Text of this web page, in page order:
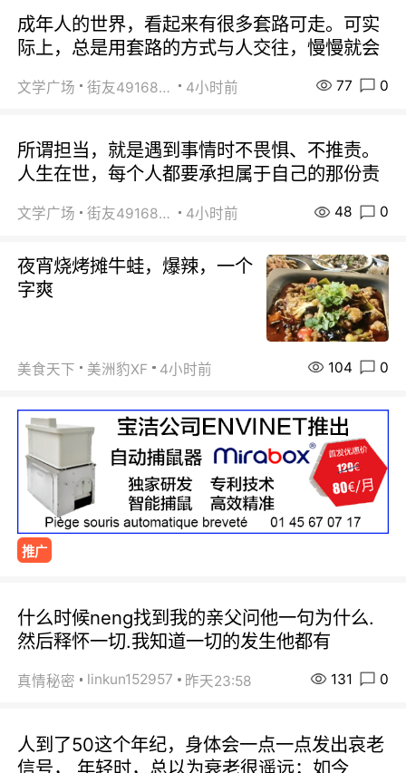
成年人的世界，看起来有很多套路可走。可实
际上，总是用套路的方式与人交往，慢慢就会
文学广场 街友49168527 4小时前 77 0
所谓担当，就是遇到事情时不畏惧、不推责。
人生在世，每个人都要承担属于自己的那份责
文学广场 街友49168527 4小时前 48 0
夜宵烧烤摊牛蛙，爆辣，一个
字爽
美食天下 美洲豹XF 4小时前 104 0
推广
什么时候neng找到我的亲父问他一句为什么.
然后释怀一切.我知道一切的发生他都有
真情秘密 linkun152957 昨天23:58 131 0
人到了50这个年纪，身体会一点一点发出哀老
信号， 年轻时，总以为衰老很遥远；如今